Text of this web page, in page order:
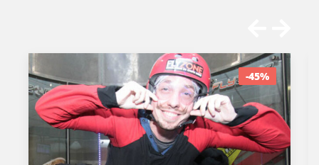
-45%